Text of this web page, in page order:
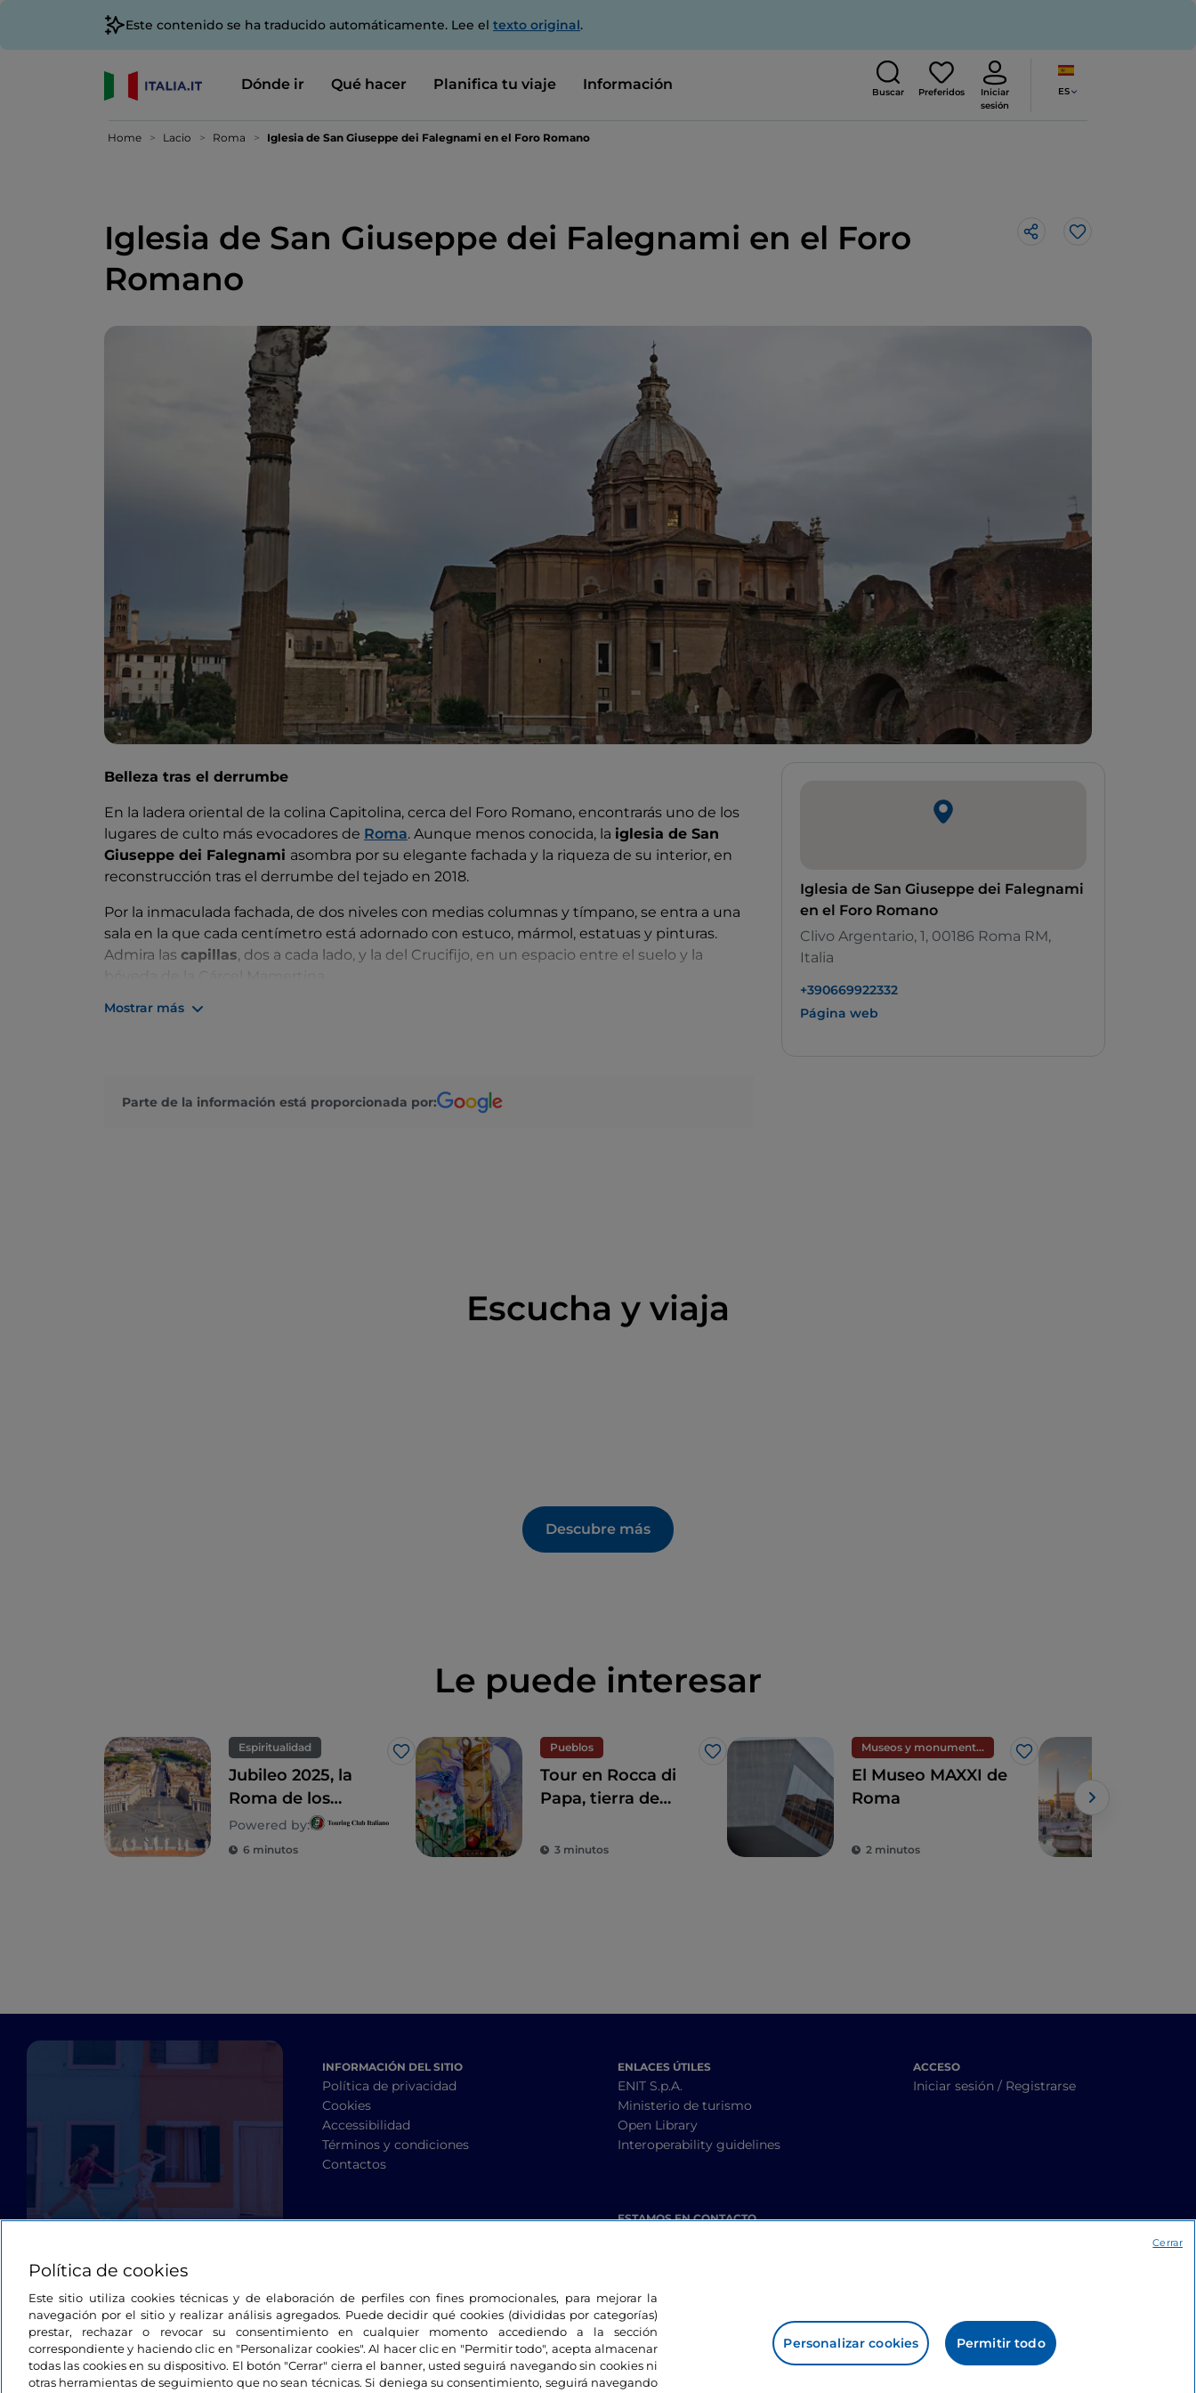
Este contenido se ha traducido automáticamente. Lee el texto original.
Dónde ir Qué hacer Planifica tu viaje Información Buscar Preferidos
Iniciar
sesión
ES
Home Lacio Roma Iglesia de San Giuseppe dei Falegnami en el Foro Romano
Iglesia de San Giuseppe dei Falegnami en el Foro
Romano
Me gusta
Belleza tras el derrumbe
En la ladera oriental de la colina Capitolina, cerca del Foro Romano, encontrarás uno de los
lugares de culto más evocadores de Roma. Aunque menos conocida, la iglesia de San
Giuseppe dei Falegnami asombra por su elegante fachada y la riqueza de su interior, en
reconstrucción tras el derrumbe del tejado en 2018.
Por la inmaculada fachada, de dos niveles con medias columnas y tímpano, se entra a una
sala en la que cada centímetro está adornado con estuco, mármol, estatuas y pinturas.
Admira las capillas, dos a cada lado, y la del Crucifijo, en un espacio entre el suelo y la
La joya de la iglesia es el
Mostrar más
Parte de la información está proporcionada por:
Iglesia de San Giuseppe dei Falegnami
en el Foro Romano
Clivo Argentario, 1, 00186 Roma RM,
Italia
+390669922332
Página web
Escucha y viaja
Descubre más
Le puede interesar
Espiritualidad
Me gusta
Jubileo 2025, la
Roma de los
peregrinos entre
las 13 iglesias
Powered by:
6 minutos
Pueblos
Me gusta
Tour en Rocca di
Papa, tierra de
y leyendas
3 minutos
Museos y monumentos
Me gusta
El Museo MAXXI de
Roma
2 minutos
INFORMACIÓN DEL SITIO
Política de privacidad
Cookies
Accessibilidad
Términos y condiciones
Contactos
ENLACES ÚTILES
ENIT S.p.A.
Ministerio de turismo
Open Library
Interoperability guidelines
ESTAMOS EN CONTACTO
ACCESO
Iniciar sesión / Registrarse
Política de cookies
Este sitio utiliza cookies técnicas y de elaboración de perfiles con fines promocionales, para mejorar la
navegación por el sitio y realizar análisis agregados. Puede decidir qué cookies (divididas por categorías)
prestar, rechazar o revocar su consentimiento en cualquier momento accediendo a la sección
correspondiente y haciendo clic en "Personalizar cookies". Al hacer clic en "Permitir todo", acepta almacenar
todas las cookies en su dispositivo. El botón "Cerrar" cierra el banner, usted seguirá navegando sin cookies ni
otras herramientas de seguimiento que no sean técnicas. Si deniega su consentimiento, seguirá navegando
Personalizar cookies Permitir todo
Cerrar